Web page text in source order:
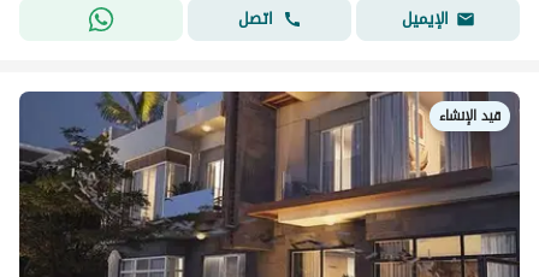
الإيميل
اتصل
قيد الإنشاء